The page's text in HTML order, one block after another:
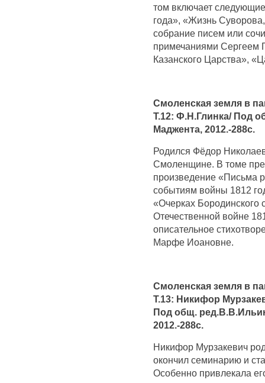
том включает
года», «Жизнь
собрание писем или
примечаниями Сергеем
Казанского Царства»,
Смоленская земля в
Т.12: Ф.Н.Глинка/ Под
Маджента, 2012.-288с.
Родился Фёдор
Смоленщине. В томе
произведение «Письма
событиям войны 1812
«Очерках Бородинского
Отечественной войне
описательное
Марфе Иоановне.
Смоленская земля в
Т.13: Никифор
Под общ.
2012.-288с.
Никифор Мурзакевич
окончил семинарию и
Особенно привлекала